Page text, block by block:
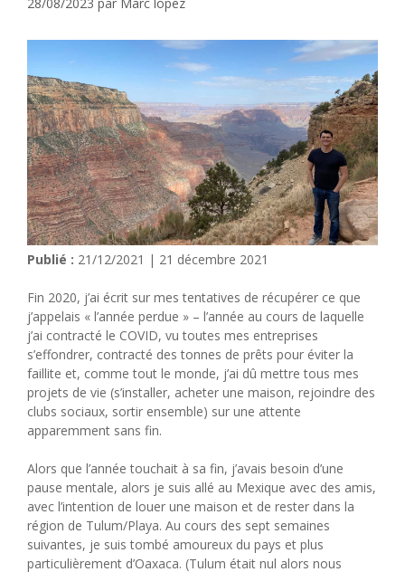
Publié : 21/12/2021 | 21 décembre 2021
Fin 2020, j’ai écrit sur mes tentatives de récupérer ce que
j’appelais « l’année perdue » – l’année au cours de laquelle
j’ai contracté le COVID, vu toutes mes entreprises
s’effondrer, contracté des tonnes de prêts pour éviter la
faillite et, comme tout le monde, j’ai dû mettre tous mes
projets de vie (s’installer, acheter une maison, rejoindre des
clubs sociaux, sortir ensemble) sur une attente
apparemment sans fin.
Alors que l’année touchait à sa fin, j’avais besoin d’une
pause mentale, alors je suis allé au Mexique avec des amis,
avec l’intention de louer une maison et de rester dans la
région de Tulum/Playa. Au cours des sept semaines
suivantes, je suis tombé amoureux du pays et plus
particulièrement d’Oaxaca. (Tulum était nul alors nous